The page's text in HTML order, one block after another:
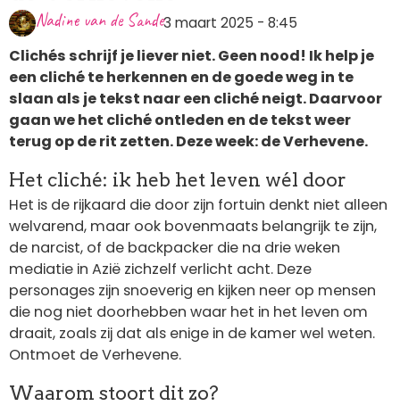
Nadine van de Sande3 maart 2025 - 8:45
Clichés schrijf je liever niet. Geen nood! Ik help je
een cliché te herkennen en de goede weg in te
slaan als je tekst naar een cliché neigt. Daarvoor
gaan we het cliché ontleden en de tekst weer
terug op de rit zetten. Deze week: de Verhevene.
Het cliché: ik heb het leven wél door
Het is de rijkaard die door zijn fortuin denkt niet alleen
welvarend, maar ook bovenmaats belangrijk te zijn,
de narcist, of de backpacker die na drie weken
mediatie in Azië zichzelf verlicht acht. Deze
personages zijn snoeverig en kijken neer op mensen
die nog niet doorhebben waar het in het leven om
draait, zoals zij dat als enige in de kamer wel weten.
Ontmoet de Verhevene.
Waarom stoort dit zo?